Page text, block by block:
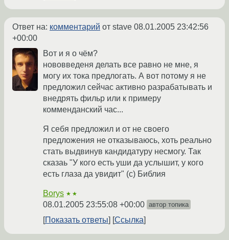
Ответ на: комментарий от stave 08.01.2005 23:42:56
+00:00
Вот и я о чём?
нововведеня делать все равно не мне, я
могу их тока предлогать. А вот потому я не
предложил сейчас активно разрабатывать и
внедрять фильр или к примеру
комменданский час...
Я себя предложил и от не своего
предложения не отказываюсь, хоть реально
стать выдвинув кандидатуру несмогу. Так
сказаь "У кого есть уши да услышит, у кого
есть глаза да увидит" (с) Библия
Borys ★★
08.01.2005 23:55:08 +00:00 автор топика
Показать ответы Ссылка